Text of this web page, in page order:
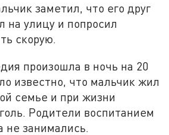
заметил, что его друг
улицу и попросил
скорую.
произошла в ночь на 20
известно, что мальчик жил
семье и при жизни
Родители воспитанием
занимались.